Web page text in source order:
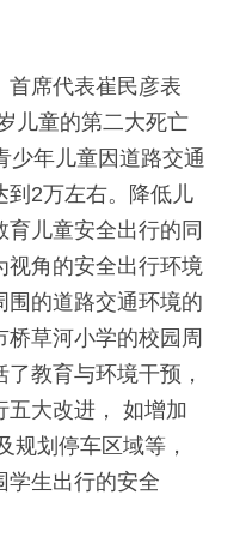
首席代表崔民彦表
儿童的第二大死亡
少年儿童因道路交通
到2万左右。降低儿
儿童安全出行的同
视角的安全出行环境
围的道路交通环境的
草河小学的校园周
教育与环境干预，
五大改进， 如增加
规划停车区域等，
学生出行的安全